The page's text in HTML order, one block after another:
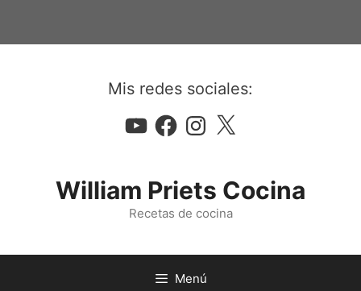
contenido
Mis redes sociales:
YouTubeFacebookInstagram
X
William Priets Cocina
Recetas de cocina
Menú